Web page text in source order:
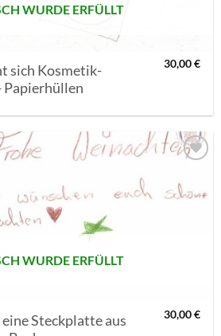
WURDE ERFÜLLT
sich Kosmetik-
Papierhüllen
30,00€
MERKLISTE
SETZEN
WURDE ERFÜLLT
Steckplatte aus
30,00€